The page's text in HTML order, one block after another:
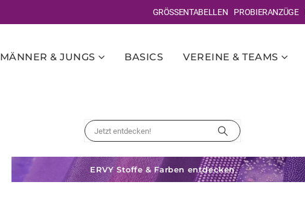
GRÖSSENTABELLEN PROBIERANZÜGE
MÄNNER & JUNGS BASICS VEREINE & TEAMS
ERVY Stoffe & Farben entdecken